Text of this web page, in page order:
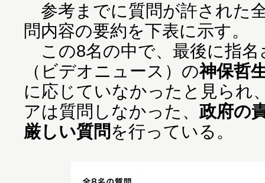
参考までに質問が許された
問内容の要約を下表に示す。
この8名の中で、最後に指名
（ビデオニュース）の神保哲
に応じていなかったと見られ
アは質問しなかった、 政府の
厳しい質問 を行っている。